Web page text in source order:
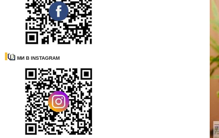
МИ В INSTAGRAM